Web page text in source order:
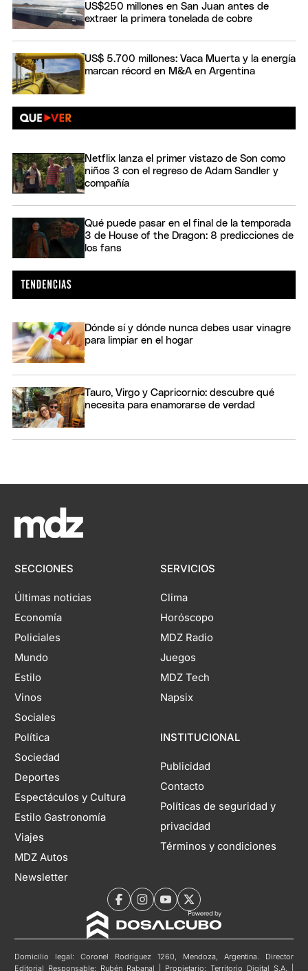
US$250 millones en San Juan antes de
extraer la primera tonelada de cobre
US$ 5.700 millones: Vaca Muerta y la energía
marcan récord en M&A en Argentina
Netflix lanza el primer vistazo de Son como
niños 3 con el regreso de Adam Sandler y
compañía
Qué puede pasar en el final de la temporada
3 de House of the Dragon: 8 predicciones de
los fans
Dónde sí y dónde nunca debes usar vinagre
para limpiar en el hogar
Tauro, Virgo y Capricornio: descubre qué
necesita para enamorarse de verdad
SECCIONES
Últimas noticias
Economía
Policiales
Mundo
Estilo
Vinos
Sociales
Política
Sociedad
Deportes
Espectáculos y Cultura
Estilo Gastronomía
Viajes
MDZ Autos
Newsletter
SERVICIOS
Clima
Horóscopo
MDZ Radio
Juegos
MDZ Tech
Napsix
INSTITUCIONAL
Publicidad
Contacto
Políticas de seguridad y
privacidad
Términos y condiciones
Domicilio legal: Coronel Rodríguez 1260, Mendoza, Argentina. Director
Editorial Responsable: Rubén Rabanal | Propietario: Territorio Digital S.A. |